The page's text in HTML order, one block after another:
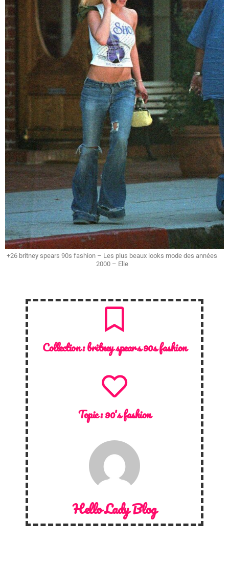
+26 britney spears 90s fashion – Les plus beaux looks mode des années
2000 – Elle
Collection :britney spears 90s fashion
Topic :90's fashion
Hello Lady Blog